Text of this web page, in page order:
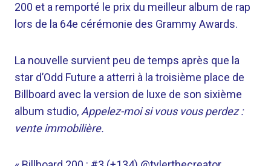
200 et a remporté le prix du meilleur album de rap
lors de la 64e cérémonie des Grammy Awards.
La nouvelle survient peu de temps après que la
star d’Odd Future a atterri à la troisième place de
Billboard avec la version de luxe de son sixième
album studio, Appelez-moi si vous vous perdez :
vente immobilière.